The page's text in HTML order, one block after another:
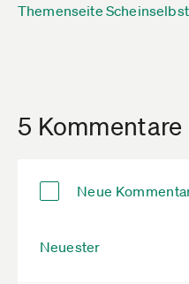
Themenseite
5 Kommentare
Neue
Neuester